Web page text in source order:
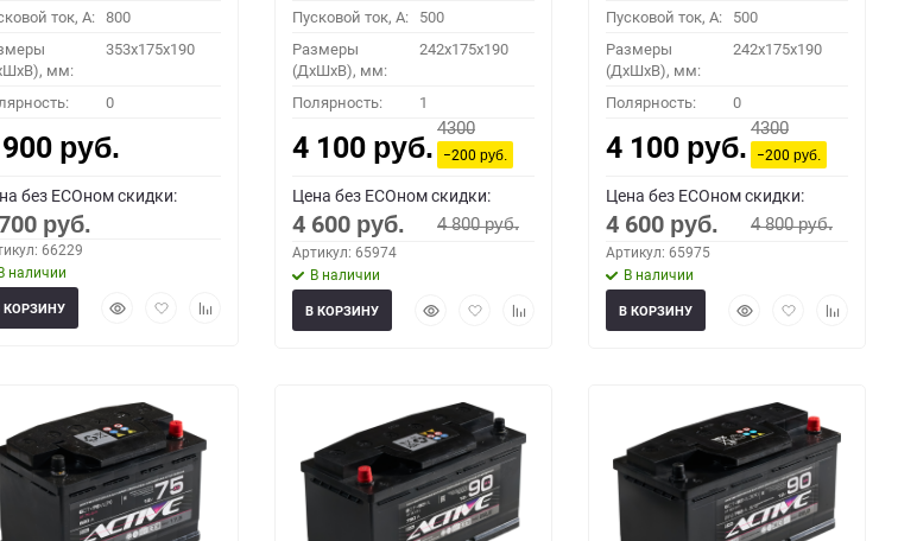
ток, A: 800
мм:
353x175x190
0
руб.
без ECOном скидки:
руб.
66229
наличии
БыстрыйДобавитьДобавить
КОРЗИНУ
Пусковой ток, A: 500
Размеры
(ДхШхВ), мм:
242x175x190
Полярность: 1
4 100 руб.
4300
−200руб.
Цена без ECOном скидки:
4 600 руб. 4 800руб.
Артикул: 65974
В наличии
БыстрыйДобавитьДобавить
В КОРЗИНУ
Пусковой ток, A: 500
Размеры
(ДхШхВ), мм:
242x175x190
Полярность: 0
4 100 руб.
4300
−200руб.
Цена без ECOном скидки:
4 600 руб. 4 800руб.
Артикул: 65975
В наличии
БыстрыйДобавитьДобавить
В КОРЗИНУ